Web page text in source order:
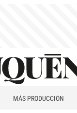
MÁS PRODUCCIÓN